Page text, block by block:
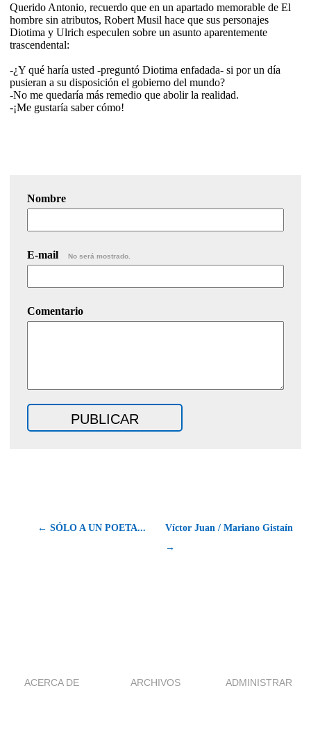
Querido Antonio, recuerdo que en un apartado memorable de El
hombre sin atributos, Robert Musil hace que sus personajes
Diotima y Ulrich especulen sobre un asunto aparentemente
trascendental:
-¿Y qué haría usted -preguntó Diotima enfadada- si por un día
pusieran a su disposición el gobierno del mundo?
-No me quedaría más remedio que abolir la realidad.
-¡Me gustaría saber cómo!
Nombre
E-mail No será mostrado.
Comentario
← SÓLO A UN POETA...
Víctor Juan / Mariano Gistaín
→
ACERCA DE ARCHIVOS ADMINISTRAR